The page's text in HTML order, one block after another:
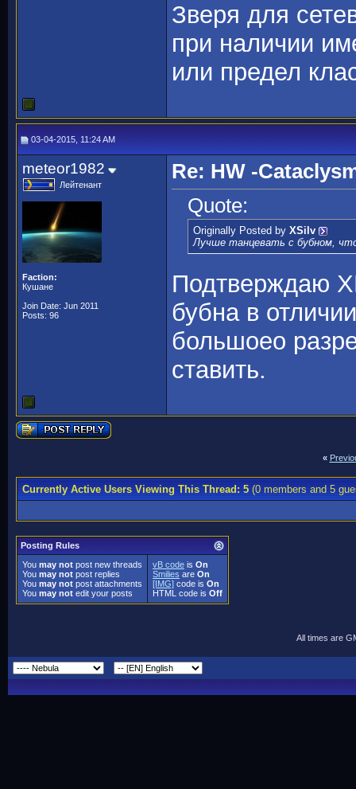
Зверя для
при наличии
или предел
03-04-2015, 11:24 AM
meteor1982
Лейтенант
Faction:
Кушане
Join Date: Jun 2011
Posts: 96
Re: HW -
Quote:
Originally Posted by XSilv
Лучше танцевать с бубном,
Подтверждаю
бубна в
большоео
ставить.
«
Currently Active Users Viewing This Thread: 5(0 members and 5
Posting Rules
You may not post new threads
You may not post replies
You may not post attachments
You may not edit your posts
vB code is On
Smilies are On
[IMG] code is On
HTML code is Off
All times are